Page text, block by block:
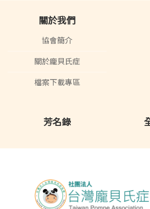
關於我們
協會簡介
關於龐貝氏症
檔案下載專區
芳名錄